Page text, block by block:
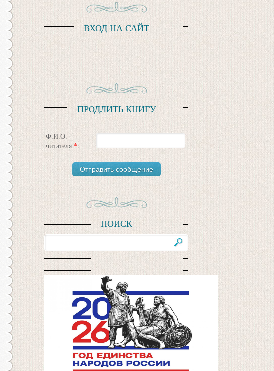
ВХОД НА САЙТ
ПРОДЛИТЬ КНИГУ
Ф.И.О.
читателя *:
ПОИСК